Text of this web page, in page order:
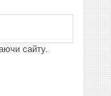
сайту.